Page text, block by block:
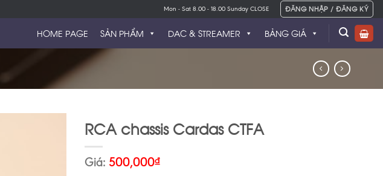
Mon - Sat 8.00 - 18.00 Sunday CLOSE ĐĂNG NHẬP / ĐĂNG KÝ
HOME PAGE SẢN PHẨM BẢNG GIÁ
DAC & STREAMER
RCA chassis Cardas CTFA
Giá: 500,000₫